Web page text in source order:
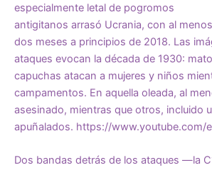
especialmente letal de pogromos
antigitanos arrasó Ucrania, con al
dos meses a principios de 2018. Las
ataques evocan la década de 1930:
capuchas atacan a mujeres y niños
campamentos. En aquella oleada, al
asesinado, mientras que otros, incluido
apuñalados. https://www.youtube.com/
Dos bandas detrás de los ataques —la